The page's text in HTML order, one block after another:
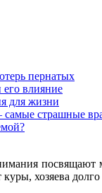
пернатых
влияние
для жизни
страшные
хозяева